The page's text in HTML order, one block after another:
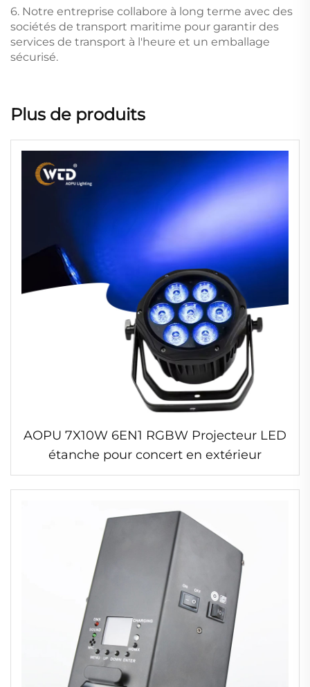
6. Notre entreprise collabore à long terme avec des
sociétés de transport maritime pour garantir des
services de transport à l'heure et un emballage
sécurisé.
Plus de produits
AOPU 7X10W 6EN1 RGBW Projecteur LED
étanche pour concert en extérieur